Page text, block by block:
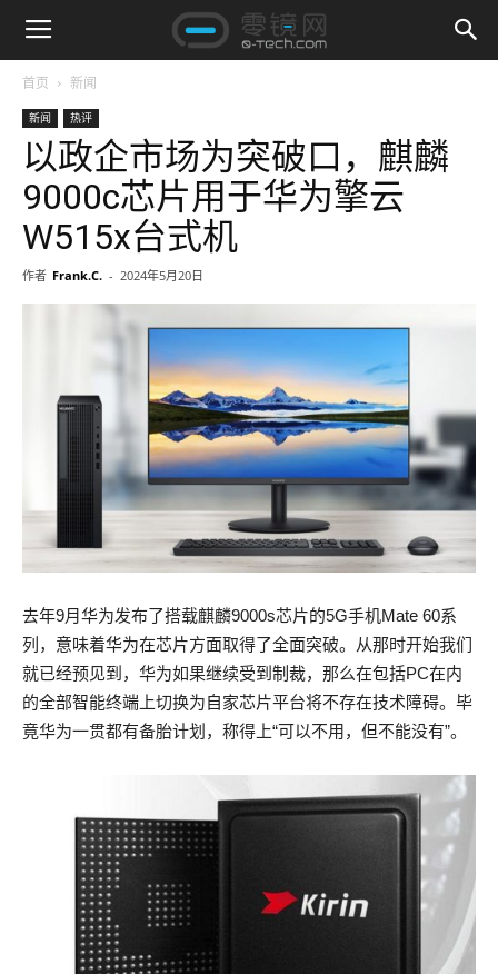
首页 新闻
新闻 热评
以政企市场为突破口，麒麟
9000c芯片用于华为擎云
W515x台式机
作者 Frank.C. - 2024年5月20日
去年9月华为发布了搭载麒麟9000s芯片的5G手机Mate 60系
列，意味着华为在芯片方面取得了全面突破。从那时开始我们
就已经预见到，华为如果继续受到制裁，那么在包括PC在内
的全部智能终端上切换为自家芯片平台将不存在技术障碍。毕
竟华为一贯都有备胎计划，称得上“可以不用，但不能没有”。